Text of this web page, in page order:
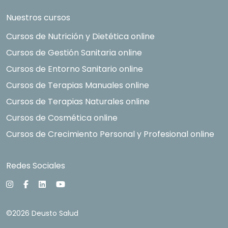
Nuestros cursos
Cursos de Nutrición y Dietética online
Cursos de Gestión Sanitaria online
Cursos de Entorno Sanitario online
Cursos de Terapias Manuales online
Cursos de Terapias Naturales online
Cursos de Cosmética online
Cursos de Crecimiento Personal y Profesional online
Redes Sociales
©2026 Deusto Salud